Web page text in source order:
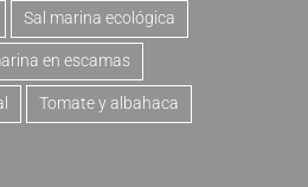
Sal marina ecológica
en escamas
Tomate y albahaca